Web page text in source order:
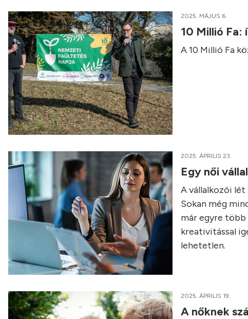
2025. MÁJUS 6.
10 Millió Fa:
A 10 Millió Fa
2025. ÁPRILIS 23.
Egy női
A vállalkozói
Sokan még
már egyre több
kreativitással
lehetetlen.
2025. ÁPRILIS 19.
A nőknek